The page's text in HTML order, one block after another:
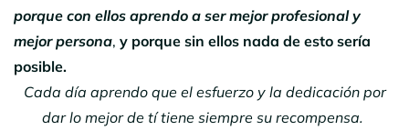
porque con ellos aprendo a ser mejor profesional y
mejor persona, y porque sin ellos nada de esto sería
posible.
Cada día aprendo que el esfuerzo y la dedicación por
dar lo mejor de tí tiene siempre su recompensa.